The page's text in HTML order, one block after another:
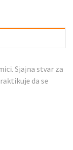
Sjajna stvar za
da se